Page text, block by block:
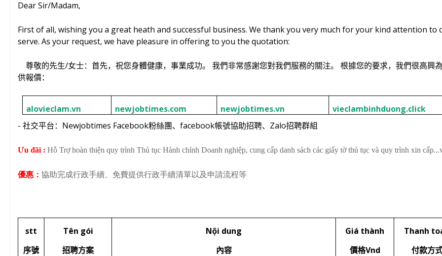
Dear Sir/Madam,
First of all, wishing you a great heath and successful business. We thank you very much for your kind attention to
serve. As your request, we have pleasure in offering to you the quotation:
尊敬的先生/女士：首先，祝您身體健康，事業成功。 我們非常感謝您對我們服務的關注。
根據您的要求，我們很高興
供報價：
alovieclam.vn newjobtimes.com newjobtimes.vn
vieclambinhduong.click
- 社交平台： Newjobtimes Facebook粉絲團、 facebook帳號協助招聘、 Zalo招聘群組
Ưu đãi : Hỗ Trợ hoàn thiện quy trình Thủ tục Hành chính Doanh nghiệp, cung cấp danh sách các giấy tờ thủ tục và quy trình xin
優惠： 協助完成行政手續、免費提供行政手續清單以及申請流程等
stt
序號
Tên gói
招聘方案
Nội dung
內容
Giá thành
價格Vnd
Thanh
付款方